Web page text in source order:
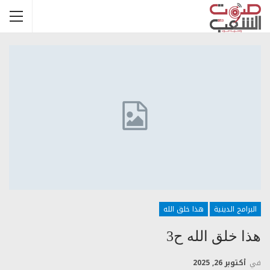
البرامج الدينية هذا خلق الله
هذا خلق الله ح3
في أكتوبر 26, 2025